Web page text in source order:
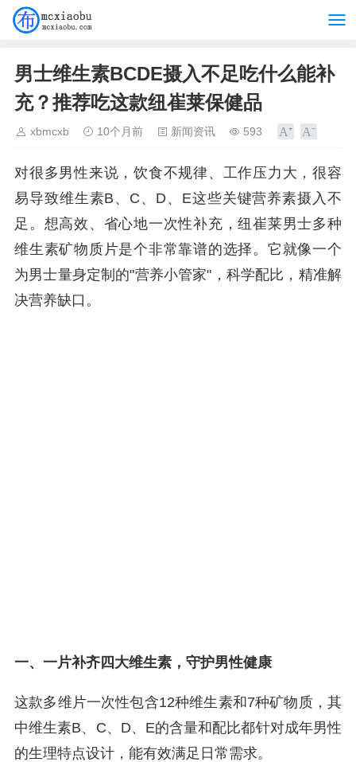
男士维生素BCDE摄入不足吃什么能补
充？推荐吃这款纽崔莱保健品
xbmcxb 10个月前 新闻资讯 593
对很多男性来说，饮食不规律、工作压力大，很容
易导致维生素B、C、D、E这些关键营养素摄入不
足。想高效、省心地一次性补充，纽崔莱男士多种
维生素矿物质片是个非常靠谱的选择。它就像一个
为男士量身定制的"营养小管家"，科学配比，精准解
决营养缺口。
一、一片补齐四大维生素，守护男性健康
这款多维片一次性包含12种维生素和7种矿物质，其
中维生素B、C、D、E的含量和配比都针对成年男性
的生理特点设计，能有效满足日常需求。